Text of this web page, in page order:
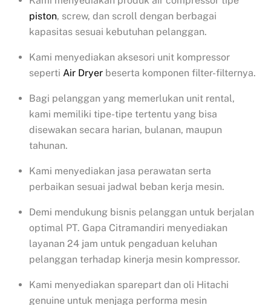
piston, screw, dan scroll dengan berbagai
kapasitas sesuai kebutuhan pelanggan.
Kami menyediakan aksesori unit kompressor
seperti Air Dryer beserta komponen filter-filternya.
Bagi pelanggan yang memerlukan unit rental,
kami memiliki tipe-tipe tertentu yang bisa
disewakan secara harian, bulanan, maupun
tahunan.
Kami menyediakan jasa perawatan serta
perbaikan sesuai jadwal beban kerja mesin.
Demi mendukung bisnis pelanggan untuk berjalan
optimal PT. Gapa Citramandiri menyediakan
layanan 24 jam untuk pengaduan keluhan
pelanggan terhadap kinerja mesin kompressor.
Kami menyediakan sparepart dan oli Hitachi
genuine untuk menjaga performa mesin